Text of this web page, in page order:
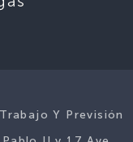
Y Previsión